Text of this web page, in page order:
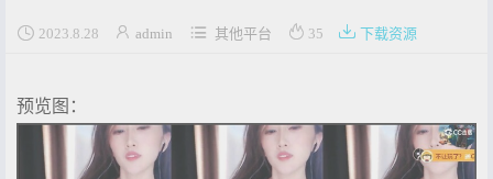
国内主播
主播合集
充值&解压说明
 2023.8.28  admin  其他平台  35  下载资源
预览图：